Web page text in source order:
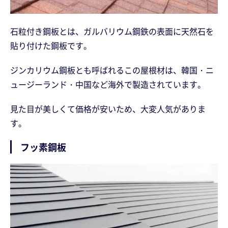
石粒付き鋼板とは、ガルバリウム鋼鉄の表面に天然石を
貼り付けた鋼板です。
ジンカリウム鋼板とも呼ばれるこの屋根材は、韓国・ニ
ュージーランド・中国など海外で製造されています。
見た目が美しくて価格が安いため、大変人気がありま
す。
フッ素鋼板